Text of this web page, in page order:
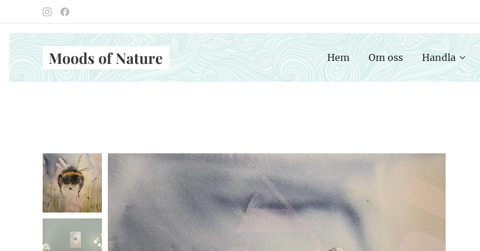
Moods of Nature Hem Om oss Handla